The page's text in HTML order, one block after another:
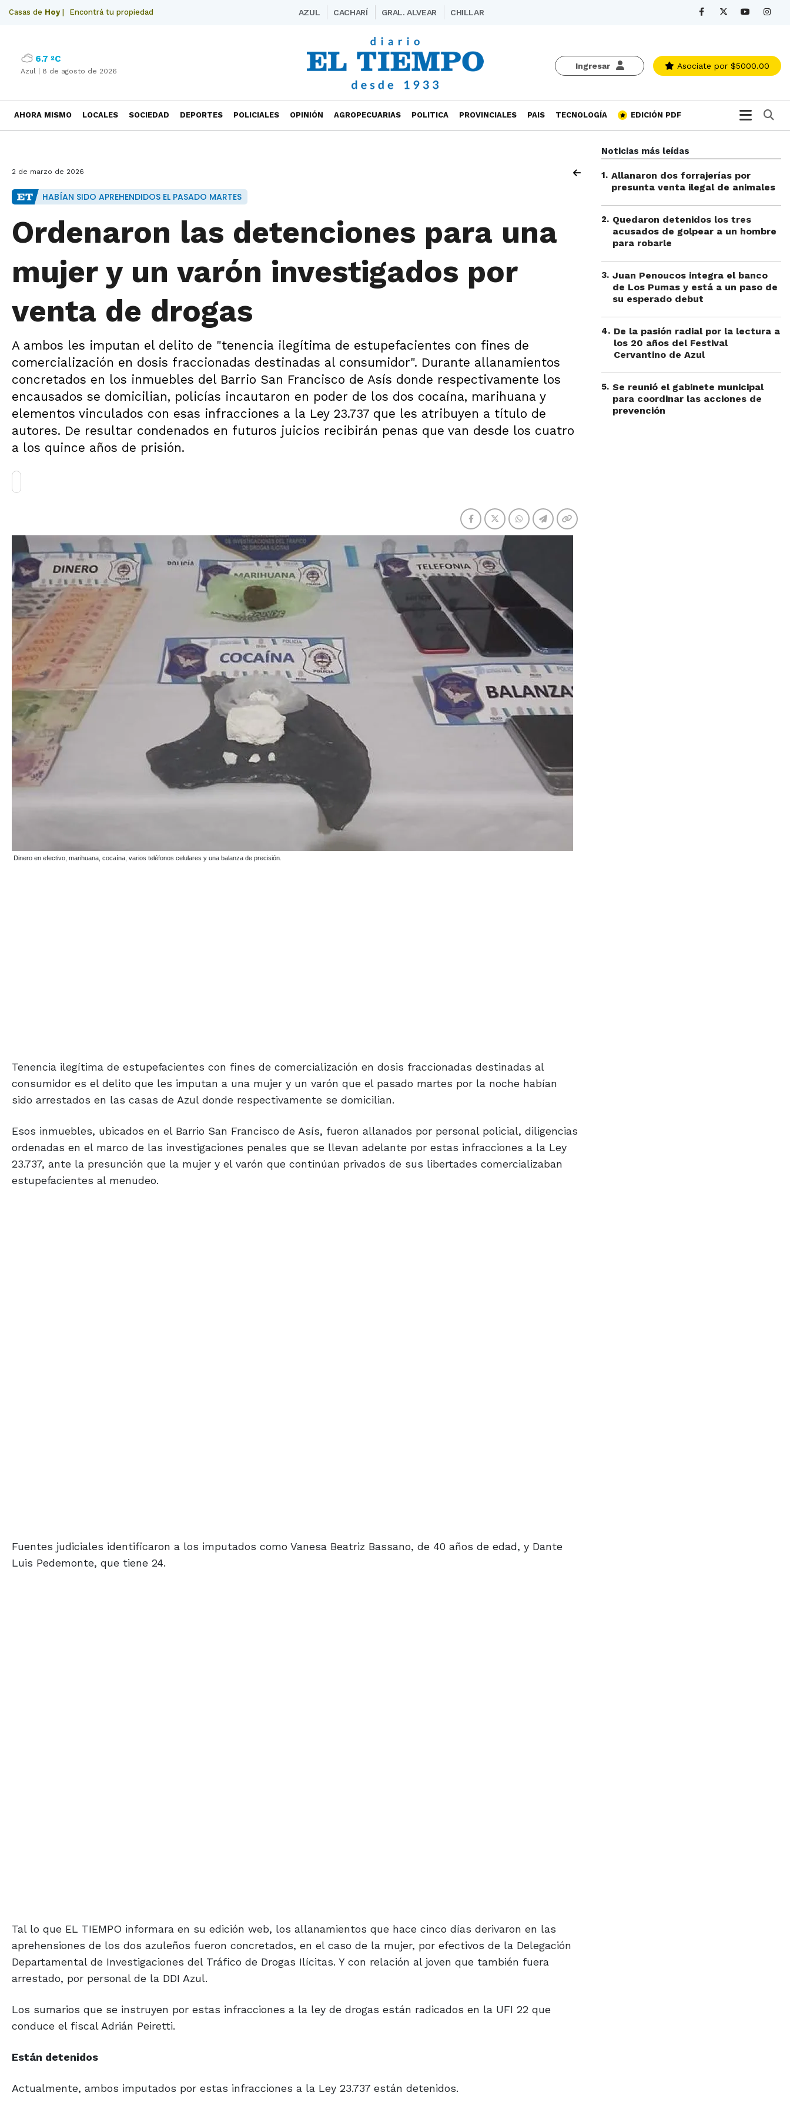
Casas de Hoy| Encontrá tu propiedad AZUL CACHARÍ GRAL. ALVEAR CHILLAR
Ingresar Asociate por $5000.00
6.7 ºC
Azul | 8 de agosto de 2026
AHORA MISMO LOCALES SOCIEDAD DEPORTES POLICIALES OPINIÓN AGROPECUARIAS POLITICA PROVINCIALES PAIS TECNOLOGÍA EDICIÓN PDF
2 de marzo de 2026
HABÍAN SIDO APREHENDIDOS EL PASADO MARTES
Ordenaron las detenciones para una
mujer y un varón investigados por
venta de drogas
A ambos les imputan el delito de "tenencia ilegítima de estupefacientes con fines de
comercialización en dosis fraccionadas destinadas al consumidor". Durante allanamientos
concretados en los inmuebles del Barrio San Francisco de Asís donde respectivamente los
encausados se domicilian, policías incautaron en poder de los dos cocaína, marihuana y
elementos vinculados con esas infracciones a la Ley 23.737 que les atribuyen a título de
autores. De resultar condenados en futuros juicios recibirán penas que van desde los cuatro
a los quince años de prisión.
Dinero en efectivo, marihuana, cocaína, varios teléfonos celulares y una balanza de precisión.
Tenencia ilegítima de estupefacientes con fines de comercialización en dosis fraccionadas destinadas al
consumidor es el delito que les imputan a una mujer y un varón que el pasado martes por la noche habían
sido arrestados en las casas de Azul donde respectivamente se domicilian.
Esos inmuebles, ubicados en el Barrio San Francisco de Asís, fueron allanados por personal policial, diligencias
ordenadas en el marco de las investigaciones penales que se llevan adelante por estas infracciones a la Ley
23.737, ante la presunción que la mujer y el varón que continúan privados de sus libertades comercializaban
estupefacientes al menudeo.
Fuentes judiciales identificaron a los imputados como Vanesa Beatriz Bassano, de 40 años de edad, y Dante
Luis Pedemonte, que tiene 24.
Tal lo que EL TIEMPO informara en su edición web, los allanamientos que hace cinco días derivaron en las
aprehensiones de los dos azuleños fueron concretados, en el caso de la mujer, por efectivos de la Delegación
Departamental de Investigaciones del Tráfico de Drogas Ilícitas. Y con relación al joven que también fuera
arrestado, por personal de la DDI Azul.
Los sumarios que se instruyen por estas infracciones a la ley de drogas están radicados en la UFI 22 que
conduce el fiscal Adrián Peiretti.
Están detenidos
Actualmente, ambos imputados por estas infracciones a la Ley 23.737 están detenidos.
Noticias más leídas
1. Allanaron dos forrajerías por
presunta venta ilegal de animales
2. Quedaron detenidos los tres
acusados de golpear a un hombre
para robarle
3. Juan Penoucos integra el banco
de Los Pumas y está a un paso de
su esperado debut
4. De la pasión radial por la lectura a
los 20 años del Festival
Cervantino de Azul
5. Se reunió el gabinete municipal
para coordinar las acciones de
prevención